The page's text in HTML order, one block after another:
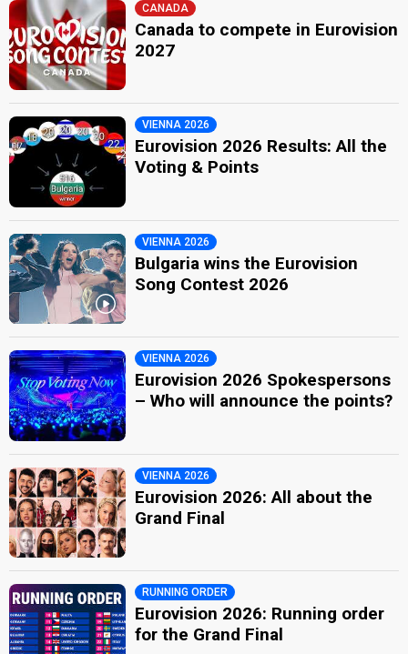
CANADA
Canada to compete in Eurovision
2027
VIENNA 2026
Eurovision 2026 Results: All the
Voting & Points
VIENNA 2026
Bulgaria wins the Eurovision
Song Contest 2026
VIENNA 2026
Eurovision 2026 Spokespersons
– Who will announce the points?
VIENNA 2026
Eurovision 2026: All about the
Grand Final
RUNNING ORDER
Eurovision 2026: Running order
for the Grand Final